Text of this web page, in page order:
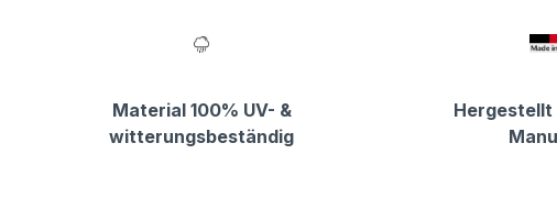
Material 100% UV- &
witterungsbeständig